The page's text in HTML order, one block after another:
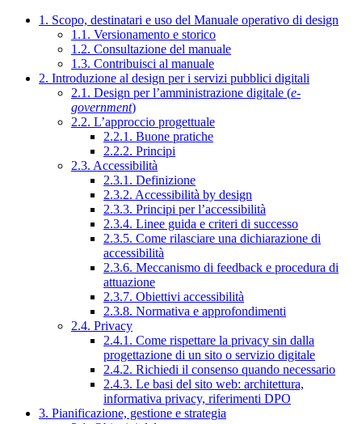
1. Scopo, destinatari e uso del Manuale operativo di design
1.1. Versionamento e storico
1.2. Consultazione del manuale
1.3. Contribuisci al manuale
2. Introduzione al design per i servizi pubblici digitali
2.1. Design per l’amministrazione digitale (e-
government)
2.2. L’approccio progettuale
2.2.1. Buone pratiche
2.2.2. Principi
2.3. Accessibilità
2.3.1. Definizione
2.3.2. Accessibilità by design
2.3.3. Principi per l’accessibilità
2.3.4. Linee guida e criteri di successo
2.3.5. Come rilasciare una dichiarazione di
accessibilità
2.3.6. Meccanismo di feedback e procedura di
attuazione
2.3.7. Obiettivi accessibilità
2.3.8. Normativa e approfondimenti
2.4. Privacy
2.4.1. Come rispettare la privacy sin dalla
progettazione di un sito o servizio digitale
2.4.2. Richiedi il consenso quando necessario
2.4.3. Le basi del sito web: architettura,
informativa privacy, riferimenti DPO
3. Pianificazione, gestione e strategia